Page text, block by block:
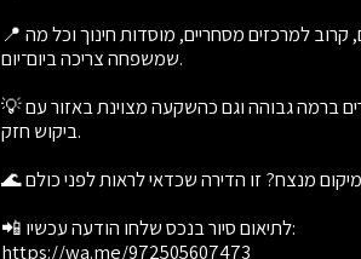
📍 מיקום סופר מרכזי בברנע – מרחק הליכה לים, קרוב למרכזים מסחריים, מוסדות חינוך וכל מה
שמשפחה צריכה ביום־יום.
💡 נכס איכותי בפרויקט מבוקש – מתאים למגורים ברמה גבוהה וגם כהשקעה מצוינת באזור עם
ביקוש חזק.
🌊 מחפשים דירה עם נוף לים, מרחב ומיקום מנצח? זו הדירה שכדאי לראות לפני כולם.
📲 לתיאום סיור בנכס שלחו הודעה עכשיו:
https://wa.me/972505607473